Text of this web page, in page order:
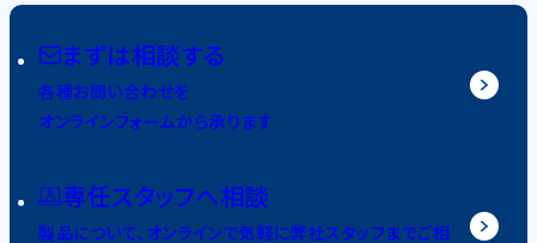
まずは相談する
各種お問い合わせを
オンラインフォームから承ります
専任スタッフへ相談
製品について、オンラインで気軽に弊社スタッフまでご相